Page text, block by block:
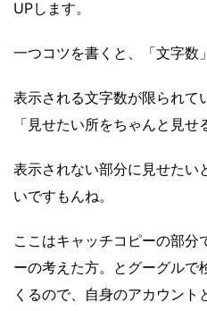
UPします。
一つコツを書くと、「文字数
表示される文字数が限られて
「見せたい所をちゃんと見せ
表示されない部分に見せたい
いですもんね。
ここはキャッチコピーの部
ーの考えた方。とグーグルで
くるので、自身のアカウン